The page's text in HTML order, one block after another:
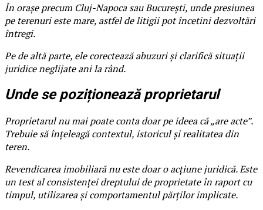
În orașe precum Cluj-Napoca sau București, unde presiunea
pe terenuri este mare, astfel de litigii pot încetini dezvoltări
întregi.
Pe de altă parte, ele corectează abuzuri și clarifică situații
juridice neglijate ani la rând.
Unde se poziționează proprietarul
Proprietarul nu mai poate conta doar pe ideea că „are acte”.
Trebuie să înțeleagă contextul, istoricul și realitatea din
teren.
Revendicarea imobiliară nu este doar o acțiune juridică. Este
un test al consistenței dreptului de proprietate în raport cu
timpul, utilizarea și comportamentul părților implicate.